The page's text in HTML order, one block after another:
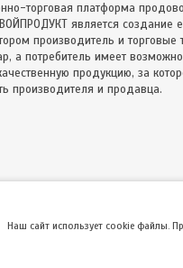
торговая платформа
является создание
производитель и торговые
а потребитель имеет
продукцию, за
производителя и продавца.
Hаш сайт использует cookie файлы.